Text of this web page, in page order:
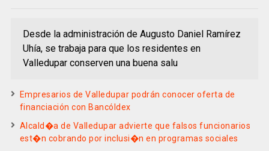
Desde la administración de Augusto Daniel Ramírez
Uhía, se trabaja para que los residentes en
Valledupar conserven una buena salu
Empresarios de Valledupar podrán conocer oferta de
financiación con Bancóldex
Alcald�a de Valledupar advierte que falsos funcionarios
est�n cobrando por inclusi�n en programas sociales